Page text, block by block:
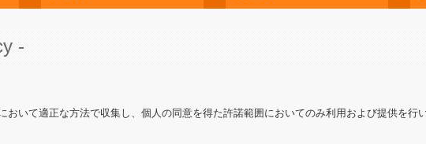
-
いて適正な方法で収集し、個人の同意を得た許諾範囲においてのみ利用および提供を行い